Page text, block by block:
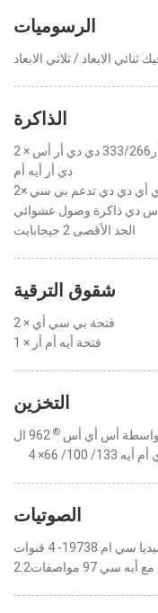
الرسوميات
الذاكرة
2 × مقبس دي دي أردي أي أم أميدعم دي دي أر333/266 دي دي أر أس
دي أر أيه أم
2× مقبس أس دي ذاكرة وصول عشوائي دي أي دي دي تدعم بي سي
الحد الأقصى 2 جيجابايت
شقوق الترقية
2 × فتحة بي سي أي
1 × فتحة أيه أم أر
التخزين
أس أي أس ®
133/ 100/ 66
الصوتيات
4 قنوات
سي 97 مواصفات2.2